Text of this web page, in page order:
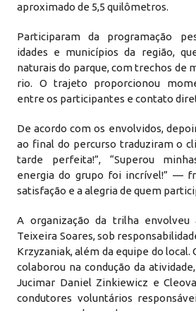
aproximado de 5,5 quilômetros.
Participaram da programação
idades e municípios da região,
naturais do parque, com trechos de
rio. O trajeto proporcionou
entre os participantes e contato
De acordo com os envolvidos,
ao final do percurso traduziram o
tarde perfeita!”, “Superou
energia do grupo foi incrível!” —
satisfação e a alegria de quem
A organização da trilha envolveu
Teixeira Soares, sob
Krzyzaniak, além da equipe do local.
colaborou na condução da
Jucimar Daniel Zinkiewicz e
condutores voluntários